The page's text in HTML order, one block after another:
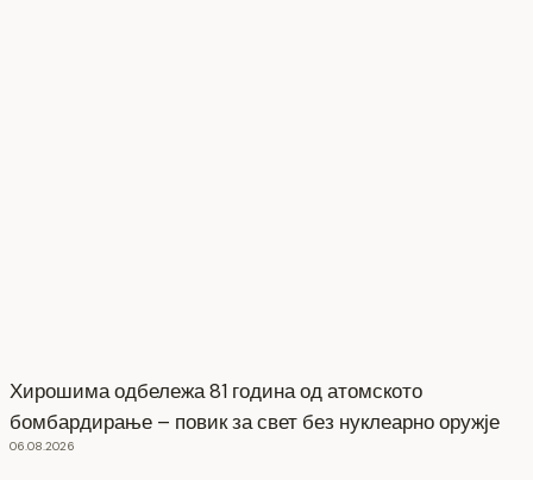
Хирошима одбележа 81 година од атомското
бомбардирање – повик за свет без нуклеарно оружје
06.08.2026